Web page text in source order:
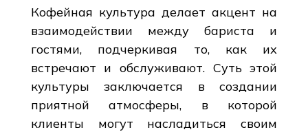
Кофейная культура делает акцент на
взаимодействии между бариста и
гостями, подчеркивая то, как их
встречают и обслуживают. Суть этой
культуры заключается в создании
приятной атмосферы, в которой
клиенты могут насладиться своим